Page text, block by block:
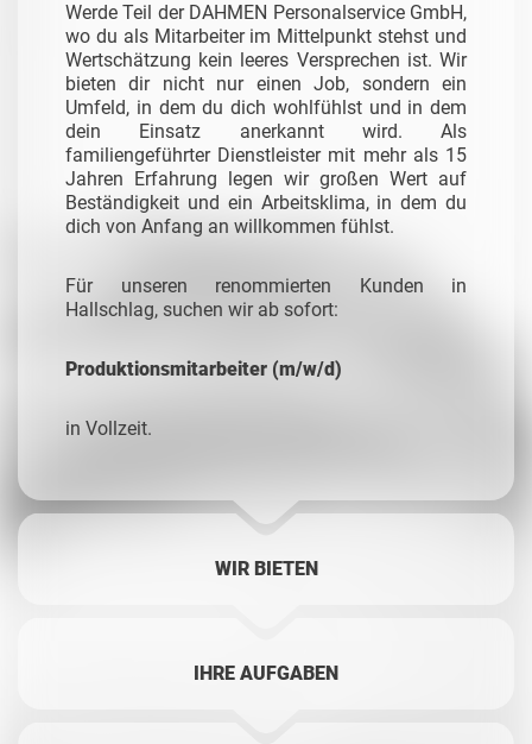
Werde Teil der DAHMEN Personalservice GmbH,
wo du als Mitarbeiter im Mittelpunkt stehst und
Wertschätzung kein leeres Versprechen ist. Wir
bieten dir nicht nur einen Job, sondern ein
Umfeld, in dem du dich wohlfühlst und in dem
dein Einsatz anerkannt wird. Als
familiengeführter Dienstleister mit mehr als 15
Jahren Erfahrung legen wir großen Wert auf
Beständigkeit und ein Arbeitsklima, in dem du
dich von Anfang an willkommen fühlst.
Für unseren renommierten Kunden in
Hallschlag, suchen wir ab sofort:
Produktionsmitarbeiter (m/w/d)
in Vollzeit.
WIR BIETEN
IHRE AUFGABEN